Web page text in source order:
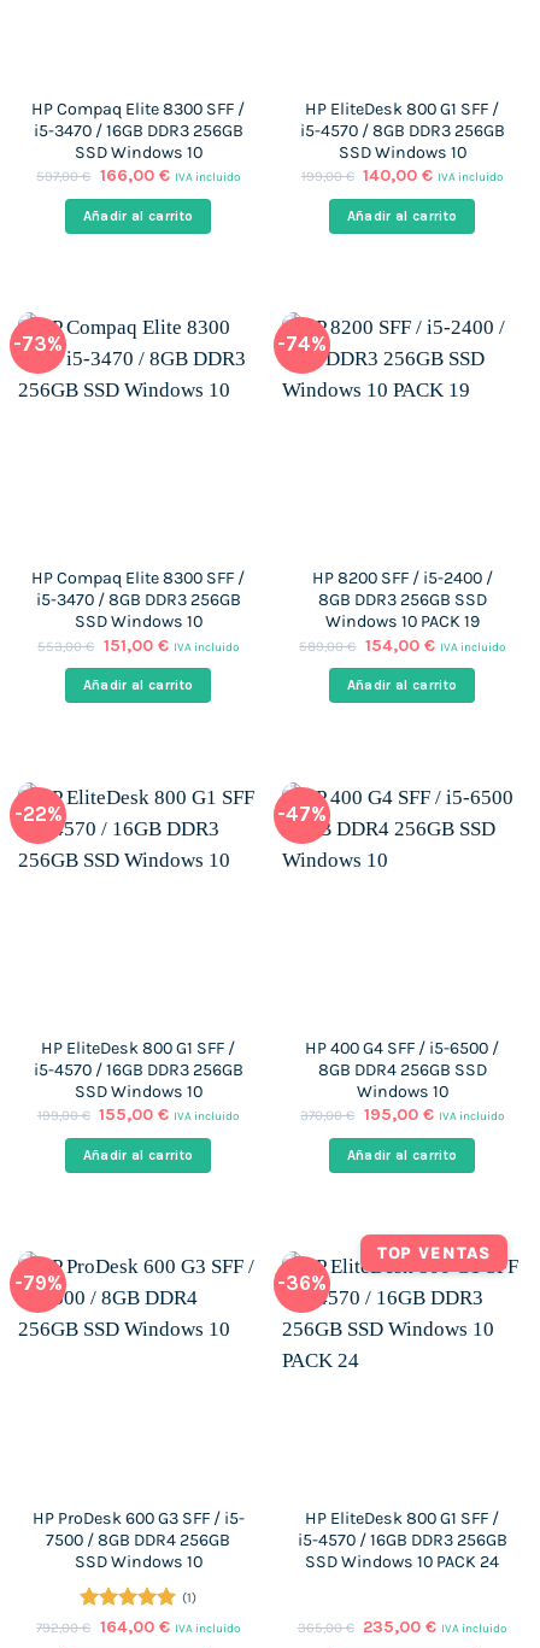
HP Compaq Elite 8300 SFF /
i5-3470 / 16GB DDR3 256GB
SSD Windows 10
597,00€ El
original
era:
166,00 €El
actual
es:
IVA incluido
Añadir al carrito
HP EliteDesk 800 G1 SFF /
i5-4570 / 8GB DDR3 256GB
SSD Windows 10
199,00€ El
original
era:
140,00€El
actual
es:
IVA incluido
Añadir al carrito
-73%
HP Compaq Elite 8300 SFF /
i5-3470 / 8GB DDR3 256GB
SSD Windows 10
553,00€ El
original
era:
151,00 €El
actual
es:
IVA incluido
Añadir al carrito
-74%
HP 8200 SFF / i5-2400 /
8GB DDR3 256GB SSD
Windows 10 PACK 19
589,00€ El
original
era:
154,00 €El
actual
es:
IVA incluido
Añadir al carrito
-22%
HP EliteDesk 800 G1 SFF /
i5-4570 / 16GB DDR3 256GB
SSD Windows 10
199,00€ El
original
era:
155,00€El
actual
es:
IVA incluido
Añadir al carrito
-47%
HP 400 G4 SFF / i5-6500 /
8GB DDR4 256GB SSD
Windows 10
370,00€ El
original
era:
195,00 €El
actual
es:
IVA incluido
Añadir al carrito
-79%
HP ProDesk 600 G3 SFF / i5-
7500 / 8GB DDR4 256GB
SSD Windows 10
Valorado
(1)
792,00€ El
164,00 €ElIVA incluido
-36%
TOP VENTAS
HP EliteDesk 800 G1 SFF /
i5-4570 / 16GB DDR3 256GB
SSD Windows 10 PACK 24
365,00€ El
235,00€ElIVA incluido